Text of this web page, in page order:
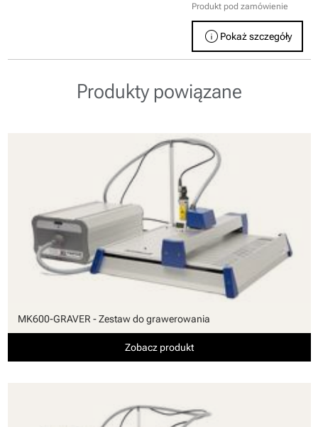
Produkt pod zamówienie
info Pokaż szczegóły
Produkty powiązane
MK600-GRAVER - Zestaw do grawerowania
Zobacz produkt